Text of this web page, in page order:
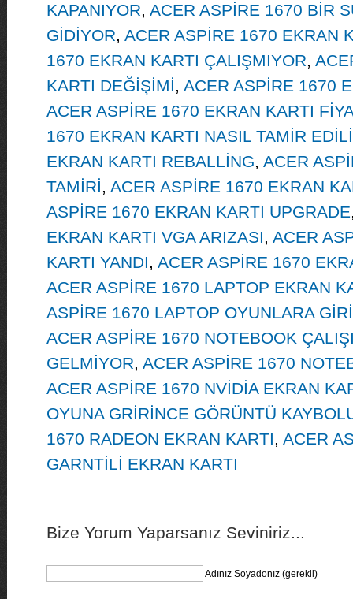
KAPANIYOR, ACER ASPİRE 1670 BİR
GİDİYOR, ACER ASPİRE 1670 EKRAN
1670 EKRAN KARTI ÇALIŞMIYOR,
KARTI DEĞİŞİMİ, ACER ASPİRE 1670
ACER ASPİRE 1670 EKRAN KARTI
1670 EKRAN KARTI NASIL TAMİR
EKRAN KARTI REBALLİNG, ACER
TAMİRİ, ACER ASPİRE 1670 EKRAN
ASPİRE 1670 EKRAN KARTI UPGRADE
EKRAN KARTI VGA ARIZASI, ACER
KARTI YANDI, ACER ASPİRE 1670
ACER ASPİRE 1670 LAPTOP EKRAN
ASPİRE 1670 LAPTOP OYUNLARA
ACER ASPİRE 1670 NOTEBOOK
GELMİYOR, ACER ASPİRE 1670
ACER ASPİRE 1670 NVİDİA EKRAN
OYUNA GRİRİNCE GÖRÜNTÜ
1670 RADEON EKRAN KARTI, ACER
GARNTİLİ EKRAN KARTI
Bize Yorum Yaparsanız Seviniriz...
Adınız Soyadonız (gerekli)